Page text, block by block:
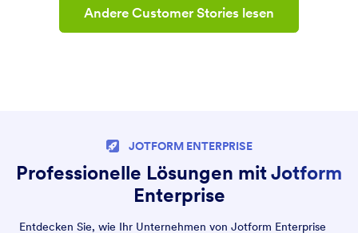
Andere Customer Stories lesen
JOTFORM ENTERPRISE
Professionelle Lösungen mit Jotform
Enterprise
Entdecken Sie, wie Ihr Unternehmen von Jotform Enterprise